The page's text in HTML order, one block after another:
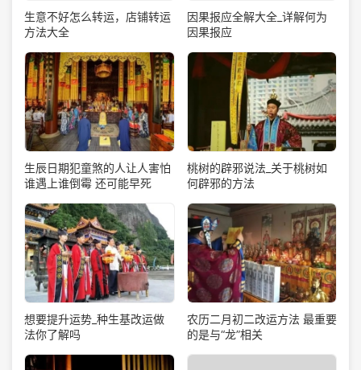
生意不好怎么转运，店铺转运
方法大全
因果报应全解大全_详解何为
因果报应
生辰日期犯童煞的人让人害怕
谁遇上谁倒霉 还可能早死
桃树的辟邪说法_关于桃树如
何辟邪的方法
想要提升运势_种生基改运做
法你了解吗
农历二月初二改运方法 最重要
的是与“龙”相关